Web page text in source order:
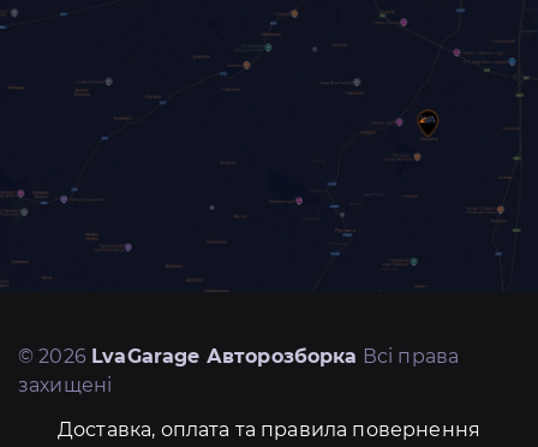
© 2026 LvaGarage Авторозборка Всі права
захищені
Доставка, оплата та правила повернення